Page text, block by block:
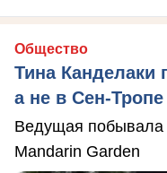
Общество
Тина Канделаки
а не в Сен-Тропе
Ведущая побывала
Mandarin Garden